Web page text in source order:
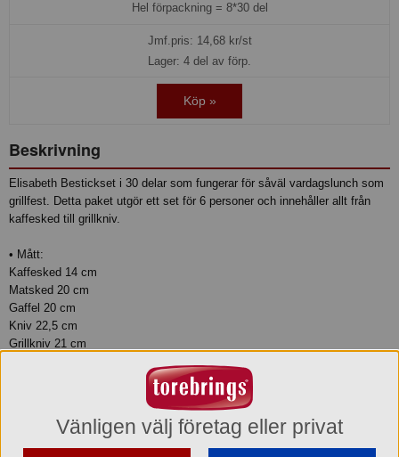
Hel förpackning = 8*30 del
Jmf.pris: 14,68kr/st
Lager: 4 del av förp.
Köp »
Beskrivning
Elisabeth Bestickset i 30 delar som fungerar för såväl vardagslunch som
grillfest. Detta paket utgör ett set för 6 personer och innehåller allt från
kaffesked till grillkniv.
• Mått:
Kaffesked 14 cm
Matsked 20 cm
Gaffel 20 cm
Kniv 22,5 cm
Grillkniv 21 cm
Produktinformation
Vänligen välj företag eller privat